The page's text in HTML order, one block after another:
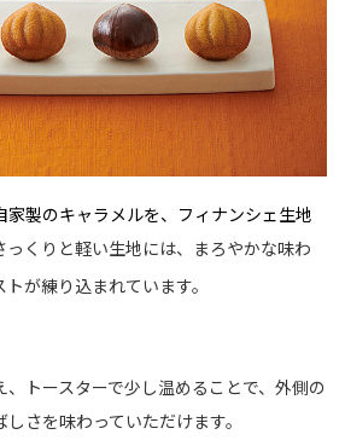
家製のキャラメルを、フィナンシェ生地
っくりと軽い生地には、まろやかな味わ
が練り込まれています。
トースターで少し温めることで、外側の
さを味わっていただけます。